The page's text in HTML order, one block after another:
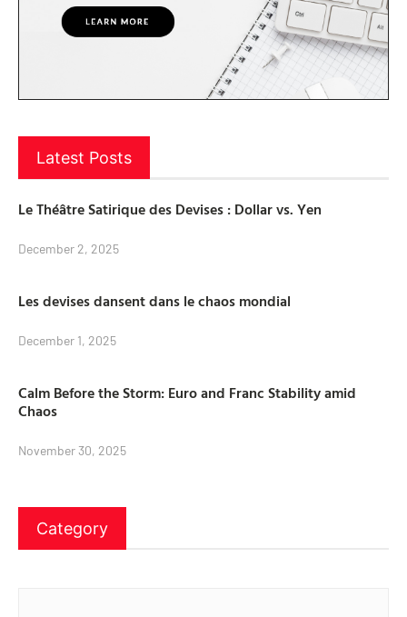
Latest Posts
Le Théâtre Satirique des Devises : Dollar vs. Yen
December 2, 2025
Les devises dansent dans le chaos mondial
December 1, 2025
Calm Before the Storm: Euro and Franc Stability amid
Chaos
November 30, 2025
Category